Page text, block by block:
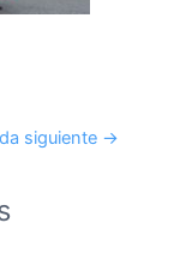
siguiente →